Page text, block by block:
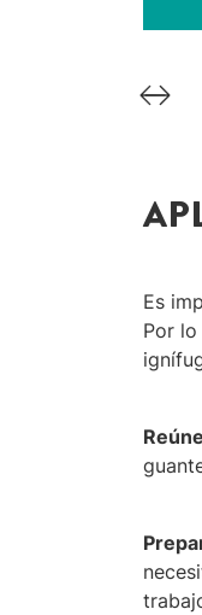
Es
Por